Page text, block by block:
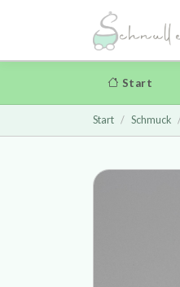
Start
Start Schmuck